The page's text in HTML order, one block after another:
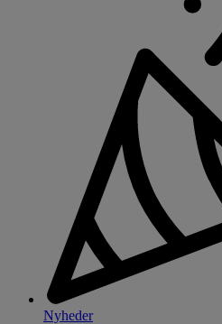
Nyheder